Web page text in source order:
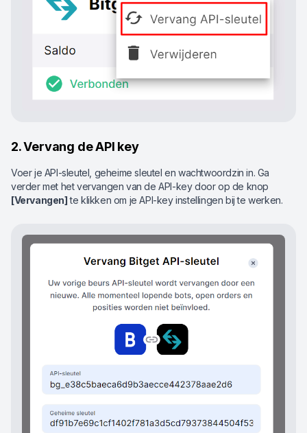
2. Vervang de API key
Voer je API-sleutel, geheime sleutel en wachtwoordzin in. Ga
verder met het vervangen van de API-key door op de knop
[Vervangen]te klikken om je API-key instellingen bij te werken.